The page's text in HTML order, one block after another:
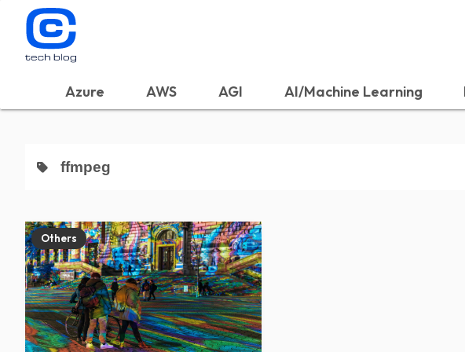
Azure AWS AGI AI/Machine Learning
ffmpeg
Others